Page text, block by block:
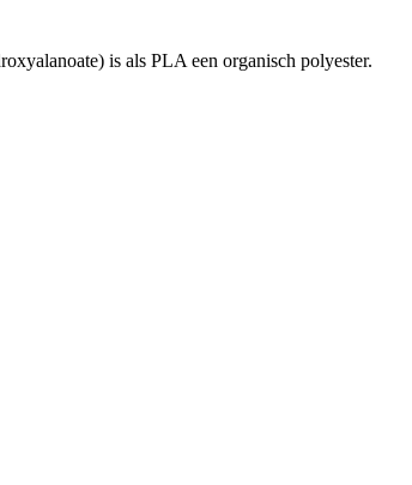
is als PLA een organisch polyester.